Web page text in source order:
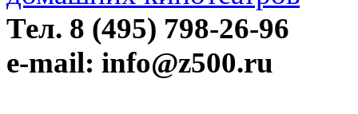
Тел. 8 (495) 798-26-96
e-mail: info@z500.ru